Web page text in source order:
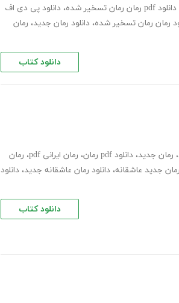
دانلود pdf رمان رمان تسخیر شده ، دانلود پی دی اف
رمان رمان تسخیر شده، دانلود رمان جدید، رمان
دانلود کتاب
، رمان جدید، دانلود pdf رمان ، رمان ایرانی pdf ، رمان
رمان جدید عاشقانه، دانلود رمان عاشقانه جدید، دانلود
دانلود کتاب